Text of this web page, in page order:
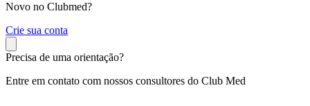
Novo no Clubmed?
Crie sua conta
Precisa de uma orientação?
Entre em contato com nossos consultores do Club Med